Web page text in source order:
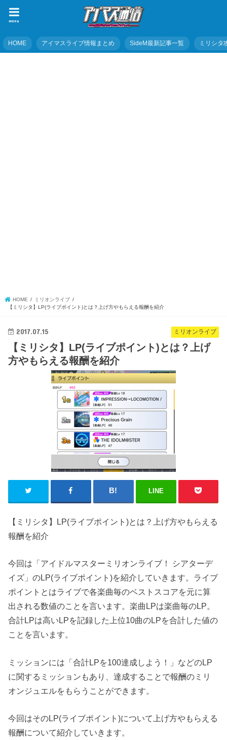
menu
HOME アイマスライブ情報まとめ SideM最新記事一覧 ミリシタ
HOME
ミリオンライブ
【ミリシタ】LP(ライブポイント)とは？上げ方やもらえる報酬を紹介
ミリオンライブ
2017.07.15
【ミリシタ】LP(ライブポイント)とは？上げ
方やもらえる報酬を紹介
LINE
【ミリシタ】LP(ライブポイント)とは？上げ方やもらえる
報酬を紹介
今回は「アイドルマスターミリオンライブ！ シアターデ
イズ」のLP(ライブポイント)を紹介していきます。ライブ
ポイントとはライブで各楽曲毎のベストスコアを元に算
出される数値のことを言います。楽曲LPは楽曲毎のLP。
合計LPは高いLPを記録した上位10曲のLPを合計した値の
ことを言います。
ミッションには「合計LPを100達成しよう！」などのLP
に関するミッションもあり、達成することで報酬のミリ
オンジュエルをもらうことができます。
今回はそのLP(ライブポイント)について上げ方やもらえる
報酬について紹介していきます。